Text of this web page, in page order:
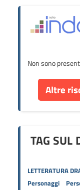
Non sono
Altre
TAG SUL
LETTERATURA
Personaggi